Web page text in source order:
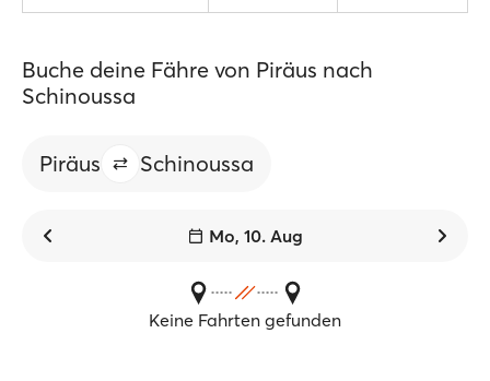
Buche deine Fähre von Piräus nach
Schinoussa
Piräus Schinoussa
Mo, 10. Aug
Keine Fahrten gefunden